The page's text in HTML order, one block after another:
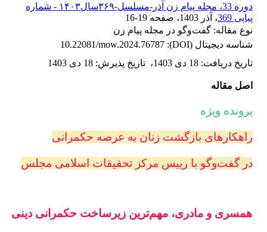
دوره 33، مجله پیام زن آذر-مسلسل-۳۶۹سال۱۴۰۳ - شماره
پیاپی 369
، آذر 1403 ، صفحه 16-19
نوع مقاله: گفت‌وگو در مجله پیام زن
شناسه دیجیتال (DOI):
10.22081/mow.2024.76787
تاریخ دریافت: 18 دی 1403 ، تاریخ پذیرش: 18 دی 1403
اصل مقاله
پرونده ویژه
راهکارهای بازگشت زنان به عرصه حکمرانی
در گفت‌وگو با رییس مرکز تحقیقات اسلامی مجلس
همسری و مادری، مهم‌ترین زیرساخت حکمرانی دینی